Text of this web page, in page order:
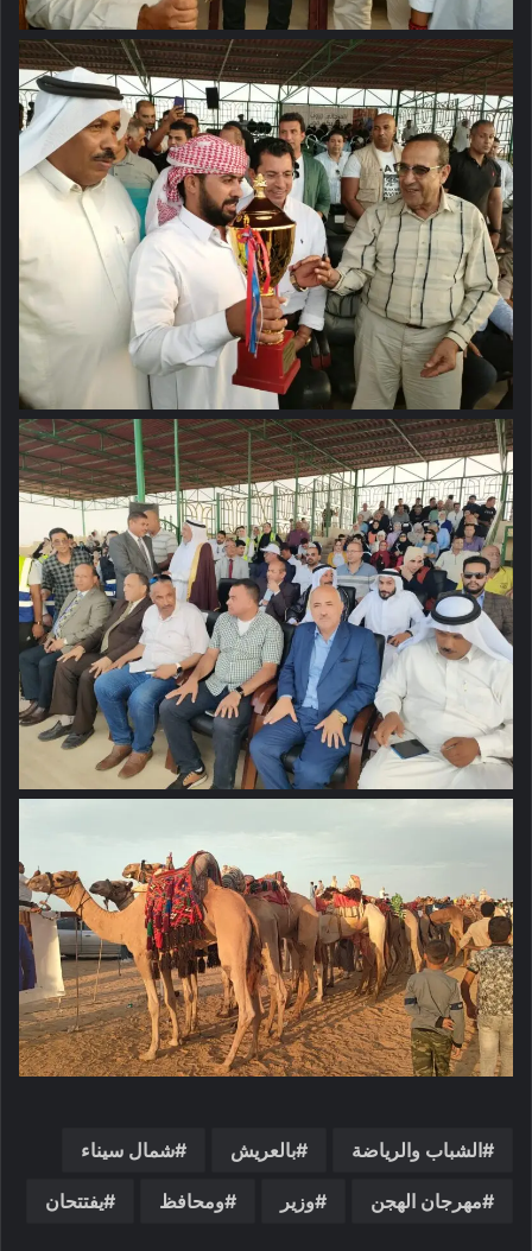
الشباب والرياضة بالعريش شمال سيناء
مهرجان الهجن وزير ومحافظ يفتتحان